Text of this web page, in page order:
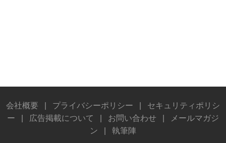
会社概要 プライバシーポリシー
セキュリティポリシ
ー
広告掲載について お問い合わせ
メールマガジ
ン
執筆陣